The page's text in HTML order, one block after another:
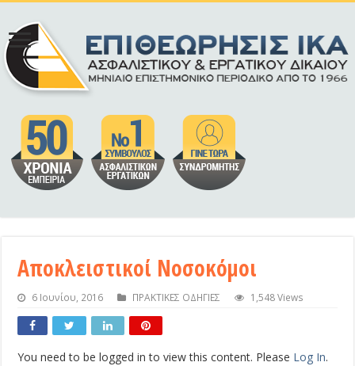
Αποκλειστικοί Νοσοκόμοι
6 Ιουνίου, 2016 ΠΡΑΚΤΙΚΕΣ ΟΔΗΓΙΕΣ 1,548 Views
You need to be logged in to view this content. Please Log In.